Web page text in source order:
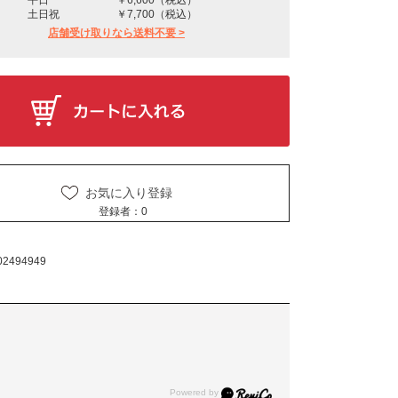
土日祝
￥7,700（税込）
店舗受け取りなら送料不要 >
お気に入り登録
登録者： 0